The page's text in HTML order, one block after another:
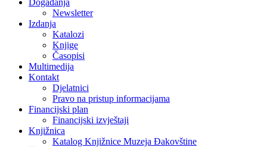
Događanja
Newsletter
Izdanja
Katalozi
Knjige
Časopisi
Multimedija
Kontakt
Djelatnici
Pravo na pristup informacijama
Financijski plan
Financijski izvještaji
Knjižnica
Katalog Knjižnice Muzeja Đakovštine